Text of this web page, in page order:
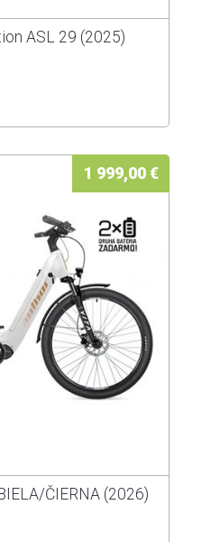
ASL 29 (2025)
1 999,00 €
ČIERNA (2026)